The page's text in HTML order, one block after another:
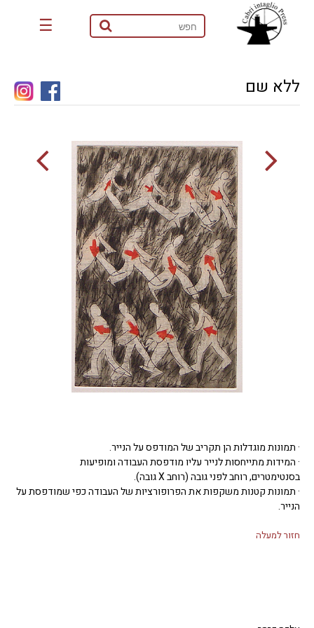
☰
ללא שם
· תמונות מוגדלות הן תקריב של המודפס על הנייר.
· המידות מתייחסות לנייר עליו מודפסת העבודה ומופיעות
בסנטימטרים, רוחב לפני גובה (רוחב X גובה).
· תמונות קטנות משקפות את הפרופורציות של העבודה כפי שמודפסת על
הנייר.
חזור למעלה